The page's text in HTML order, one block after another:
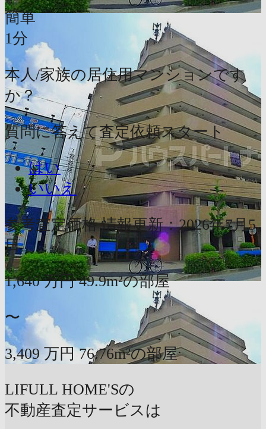
簡単
1分
本人/家族の居住用マンションです
か？
質問に答えて査定依頼スタート
はい
いいえ
参考査定価格 情報更新：2026年7月5
日
1,640 万円 49.9m²の部屋
〜
3,409 万円 76.76m²の部屋
LIFULL HOME'Sの
不動産査定サービスは